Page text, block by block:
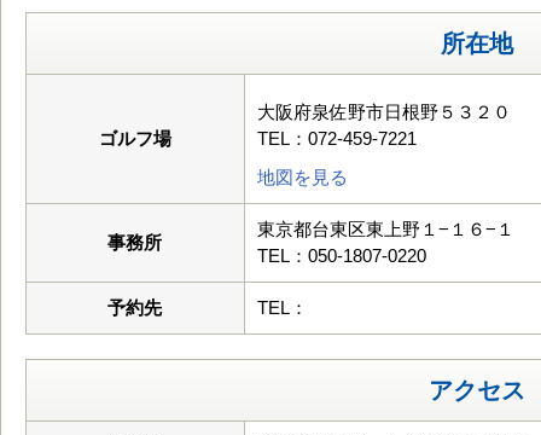
所在地
ゴルフ場
大阪府泉佐野市日根野５３２０
TEL：072-459-7221
地図を見る
事務所
東京都台東区東上野１−１６−１
TEL：050-1807-0220
予約先 TEL：
アクセス